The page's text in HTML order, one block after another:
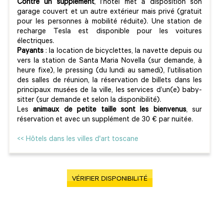
Contre un supplément, l’hôtel met à disposition son
garage couvert et un autre extérieur mais privé (gratuit
pour les personnes à mobilité réduite). Une station de
recharge Tesla est disponible pour les voitures
électriques.
Payants : la location de bicyclettes, la navette depuis ou
vers la station de Santa Maria Novella (sur demande, à
heure fixe), le pressing (du lundi au samedi), l’utilisation
des salles de réunion, la réservation de billets dans les
principaux musées de la ville, les services d’un(e) baby-
sitter (sur demande et selon la disponibilité).
Lesanimaux de petite taille sont les bienvenus, sur
réservation et avec un supplément de 30 € par nuitée.
<< Hôtels dans les villes d'art toscane
VÉRIFIER DISPONIBILITÉ